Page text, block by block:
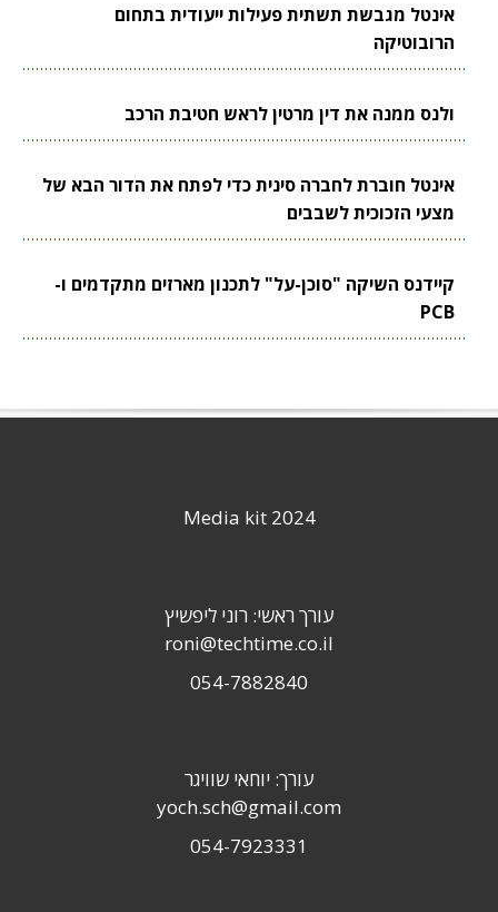
אינטל מגבשת תשתית פעילות ייעודית בתחום
הרובוטיקה
ולנס ממנה את דין מרטין לראש חטיבת הרכב
אינטל חוברת לחברה סינית כדי לפתח את הדור הבא של
מצעי הזכוכית לשבבים
קיידנס השיקה "סוכן-על" לתכנון מארזים מתקדמים ו-
PCB
Media kit 2024
עורך ראשי: רוני ליפשיץ
roni@techtime.co.il
054-7882840
עורך: יוחאי שוויגר
yoch.sch@gmail.com
054-7923331